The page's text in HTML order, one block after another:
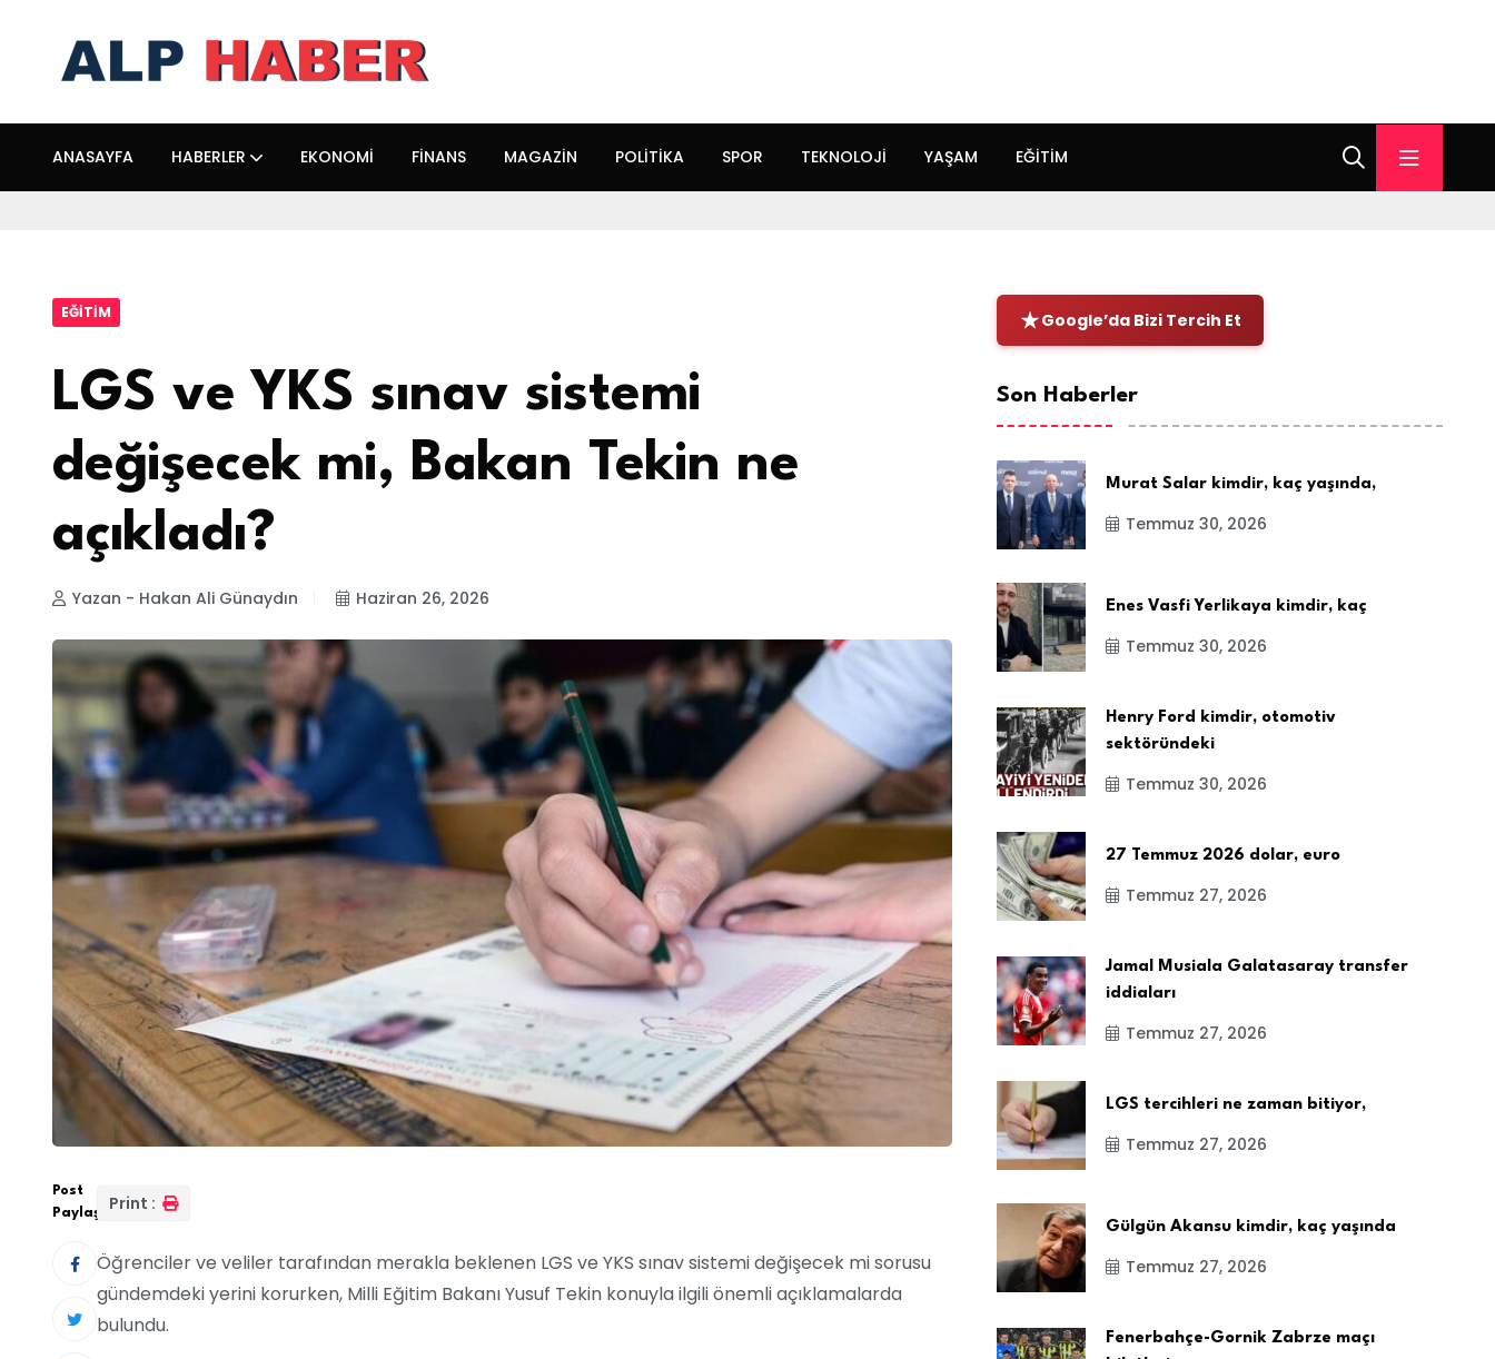
ANASAYFA HABERLER EKONOMI FINANS MAGAZIN POLITIKA SPOR TEKNOLOJI YAŞAM EĞITIM
EĞITIM
LGS ve YKS sınav sistemi
değişecek mi, Bakan Tekin ne
açıkladı?
Yazan - Hakan Ali Günaydın Haziran 26, 2026
Post
Paylaş:
Print :
Öğrenciler ve veliler tarafından merakla beklenen LGS ve YKS sınav sistemi değişecek mi sorusu
gündemdeki yerini korurken, Milli Eğitim Bakanı Yusuf Tekin konuyla ilgili önemli açıklamalarda
bulundu.
Google’da Bizi Tercih Et
Son Haberler
Murat Salar kimdir, kaç yaşında,
Temmuz 30, 2026
Enes Vasfi Yerlikaya kimdir, kaç
Temmuz 30, 2026
Henry Ford kimdir, otomotiv
sektöründeki
Temmuz 30, 2026
27 Temmuz 2026 dolar, euro
Temmuz 27, 2026
Jamal Musiala Galatasaray transfer
iddiaları
Temmuz 27, 2026
LGS tercihleri ne zaman bitiyor,
Temmuz 27, 2026
Gülgün Akansu kimdir, kaç yaşında
Temmuz 27, 2026
Fenerbahçe-Gornik Zabrze maçı